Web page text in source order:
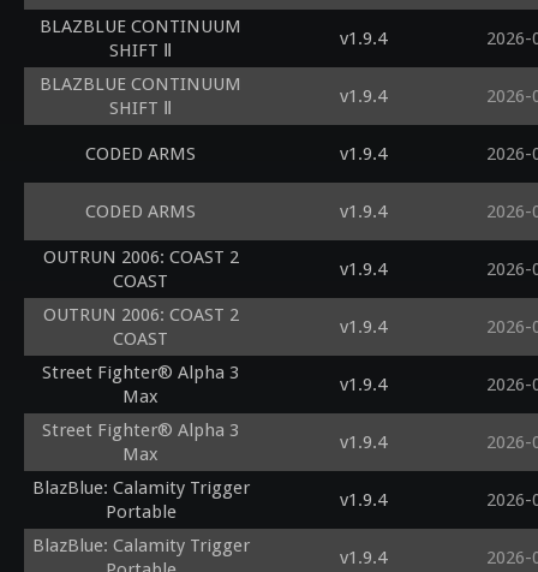
BLAZBLUE CONTINUUM
SHIFT Ⅱ
v1.9.4 2026-
BLAZBLUE CONTINUUM
SHIFT Ⅱ
v1.9.4 2026-
CODED ARMS v1.9.4 2026-
CODED ARMS v1.9.4 2026-
OUTRUN 2006: COAST 2
COAST
v1.9.4 2026-
OUTRUN 2006: COAST 2
COAST
v1.9.4 2026-
Street Fighter® Alpha 3
Max
v1.9.4 2026-
Street Fighter® Alpha 3
Max
v1.9.4 2026-
BlazBlue: Calamity Trigger
Portable
v1.9.4 2026-
BlazBlue: Calamity Trigger
v1.9.4 2026-